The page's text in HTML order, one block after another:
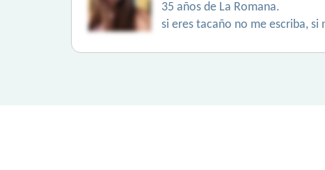
35 años de La Romana.
si eres tacaño no me escriba,